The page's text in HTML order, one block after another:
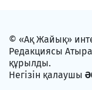
© «Ақ Жайық»
Редакциясы
құрылды.
Негізін қалаушы